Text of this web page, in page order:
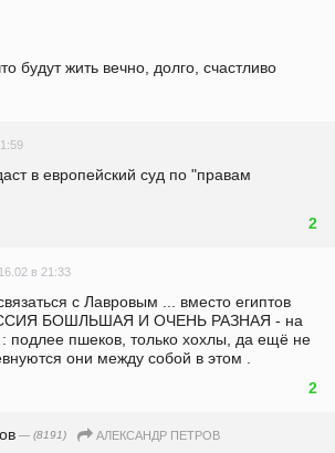
будут жить вечно, долго, счастливо
в европейский суд по "правам
2
16.02 в 21:33
с Лавровым ... вместо египтов
БОШЛЬШАЯ И ОЧЕНЬ РАЗНАЯ - на
подлее пшеков, только хохлы, да ещё не
они между собой в этом .
2
— (8191)
АЛЕКСАНДР ПЕТРОВ